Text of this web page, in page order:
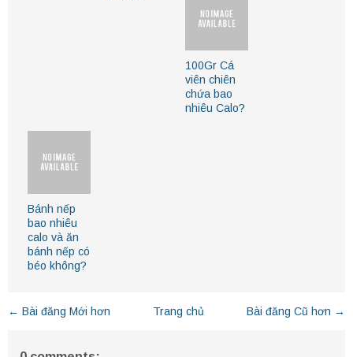
100Gr Cá
viên chiên
chứa bao
nhiêu Calo?
Bánh nếp
bao nhiêu
calo và ăn
bánh nếp có
béo không?
← Bài đăng Mới hơn Bài đăng Cũ hơn →
Trang chủ